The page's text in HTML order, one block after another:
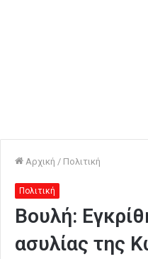
Αρχική / Πολιτική
Πολιτική
Βουλή:
ασυλίας της